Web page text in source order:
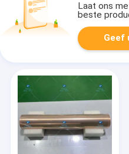
Laat ons
beste
Geef